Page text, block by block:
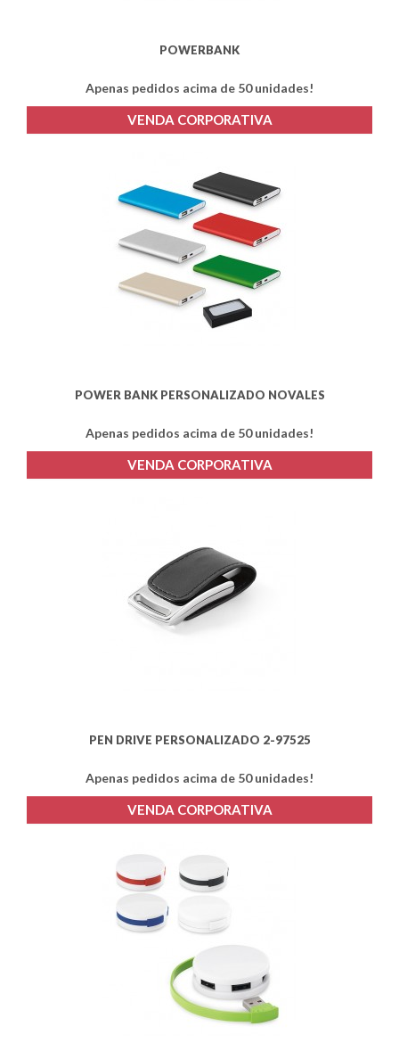
POWERBANK
Apenas pedidos acima de 50 unidades!
VENDA CORPORATIVA
POWER BANK PERSONALIZADO NOVALES
Apenas pedidos acima de 50 unidades!
VENDA CORPORATIVA
PEN DRIVE PERSONALIZADO 2-97525
Apenas pedidos acima de 50 unidades!
VENDA CORPORATIVA